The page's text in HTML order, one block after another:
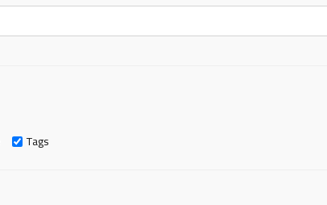
Tags